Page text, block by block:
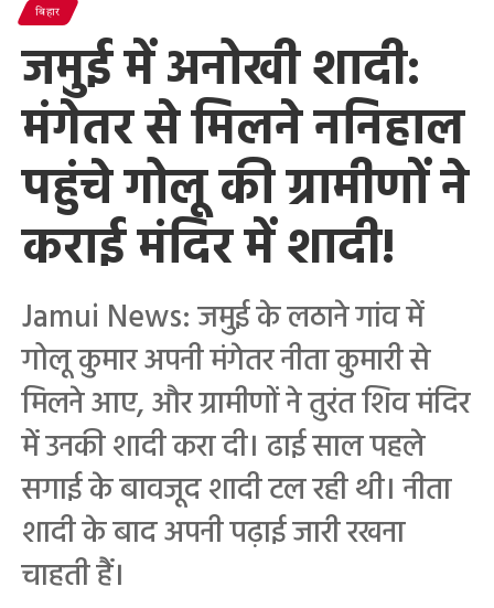
बिहार
जमुई में अनोखी शादी:
मंगेतर से मिलने ननिहाल
पहुंचे गोलू की ग्रामीणों ने
कराई मंदिर में शादी!
Jamui News: जमुई के लठाने गांव में
गोलू कुमार अपनी मंगेतर नीता कुमारी से
मिलने आए, और ग्रामीणों ने तुरंत शिव मंदिर
में उनकी शादी करा दी। ढाई साल पहले
सगाई के बावजूद शादी टल रही थी। नीता
शादी के बाद अपनी पढ़ाई जारी रखना
चाहती हैं।